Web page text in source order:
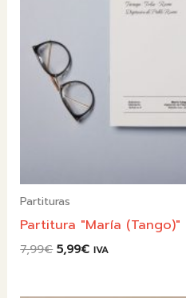
Partituras
Partitura "María
7,99€ El
era:
5,99€El
es:
IVA